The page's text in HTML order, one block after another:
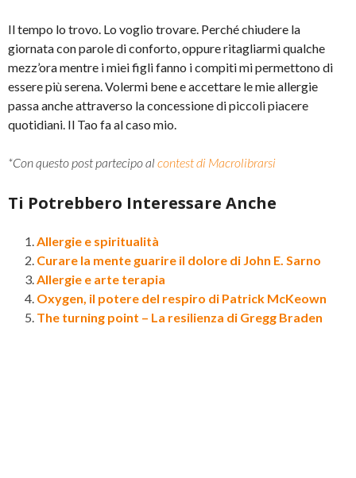
Il tempo lo trovo. Lo voglio trovare. Perché chiudere la
giornata con parole di conforto, oppure ritagliarmi qualche
mezz’ora mentre i miei figli fanno i compiti mi permettono di
essere più serena. Volermi bene e accettare le mie allergie
passa anche attraverso la concessione di piccoli piacere
quotidiani. Il Tao fa al caso mio.
*Con questo post partecipo al contest di Macrolibrarsi
Ti Potrebbero Interessare Anche
Allergie e spiritualità
Curare la mente guarire il dolore di John E. Sarno
Allergie e arte terapia
Oxygen, il potere del respiro di Patrick McKeown
The turning point – La resilienza di Gregg Braden